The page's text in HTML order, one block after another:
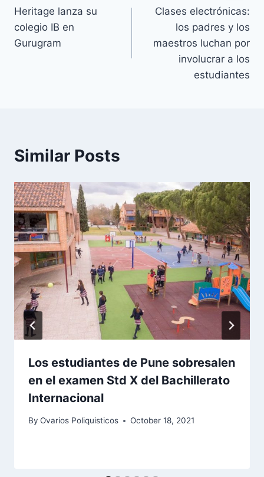
navigation
Heritage lanza su
colegio IB en
Gurugram
Clases electrónicas:
los padres y los
maestros luchan por
involucrar a los
estudiantes
Similar Posts
Los estudiantes de Pune sobresalen
en el examen Std X del Bachillerato
Internacional
By Ovarios Poliquisticos October 18, 2021